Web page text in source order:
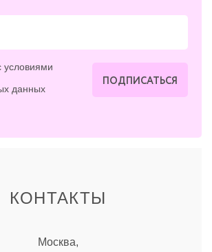
условиями
данных
ПОДПИСАТЬСЯ
КОНТАКТЫ
Москва,